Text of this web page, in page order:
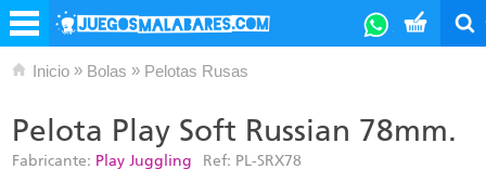
Inicio » Bolas » Pelotas Rusas
Pelota Play Soft Russian 78mm.
Fabricante: Play Juggling Ref: PL-SRX78